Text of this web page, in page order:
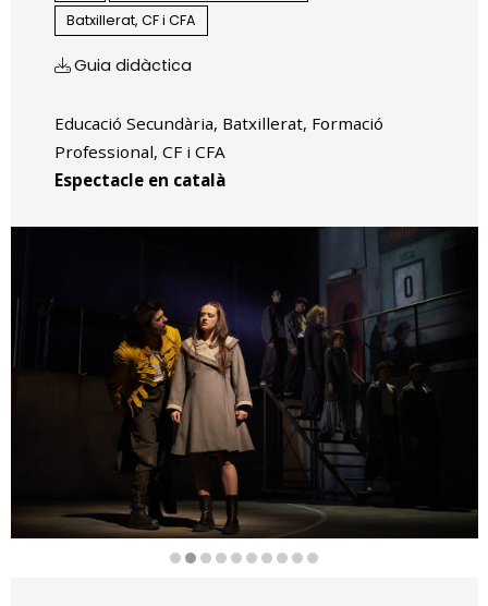
Batxillerat, CF i CFA
Guia didàctica
Educació Secundària, Batxillerat, Formació
Professional, CF i CFA
Espectacle en català